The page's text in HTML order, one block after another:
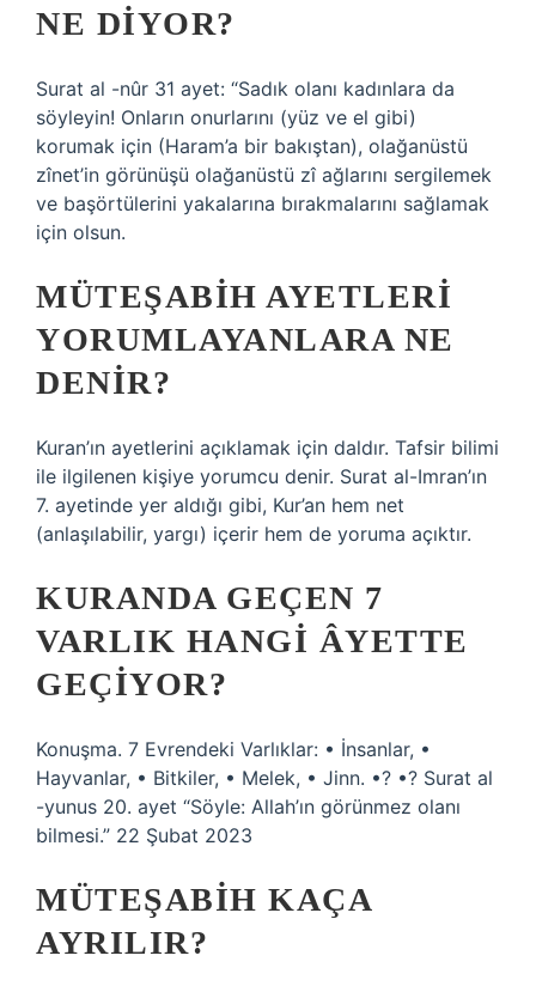
NE DIYOR?
Surat al -nûr 31 ayet: “Sadık olanı kadınlara da
söyleyin! Onların onurlarını (yüz ve el gibi)
korumak için (Haram’a bir bakıştan), olağanüstü
zînet’in görünüşü olağanüstü zî ağlarını sergilemek
ve başörtülerini yakalarına bırakmalarını sağlamak
için olsun.
MÜTEŞABIH AYETLERI
YORUMLAYANLARA NE
DENIR?
Kuran’ın ayetlerini açıklamak için daldır. Tafsir bilimi
ile ilgilenen kişiye yorumcu denir. Surat al-Imran’ın
7. ayetinde yer aldığı gibi, Kur’an hem net
(anlaşılabilir, yargı) içerir hem de yoruma açıktır.
KURANDA GEÇEN 7
VARLIK HANGI ÂYETTE
GEÇIYOR?
Konuşma. 7 Evrendeki Varlıklar: • İnsanlar, •
Hayvanlar, • Bitkiler, • Melek, • Jinn. •? •? Surat al
-yunus 20. ayet “Söyle: Allah’ın görünmez olanı
bilmesi.” 22 Şubat 2023
MÜTEŞABIH KAÇA
AYRILIR?